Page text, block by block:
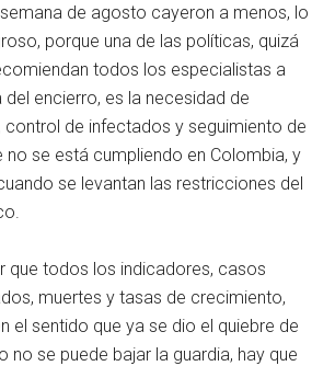
de agosto cayeron a menos, lo
porque una de las políticas, quizá
todos los especialistas a
encierro, es la necesidad de
de infectados y seguimiento de
se está cumpliendo en Colombia, y
se levantan las restricciones del
que todos los indicadores, casos
muertes y tasas de crecimiento,
el sentido que ya se dio el quiebre de
no se puede bajar la guardia, hay que